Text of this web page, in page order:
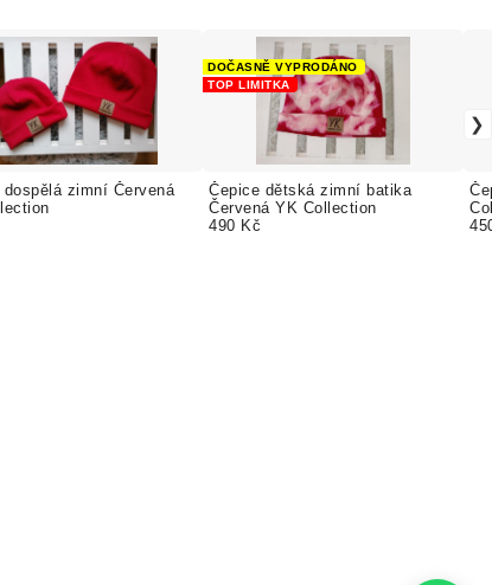
dospělá zimní Červená
Čepice dětská zimní batika
Červená YK Collection
DOČASNĚ VYPRODÁNO
TOP LIMITKA
490 Kč